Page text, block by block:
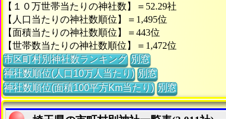
【１０万世帯当たりの神社数】＝52.29社
【人口当たりの神社数順位】＝1,495位
【面積当たりの神社数順位】＝443位
【世帯数当たりの神社数順位】＝1,472位
市区町村別神社数ランキング 別窓
神社数順位(人口10万人当たり) 別窓
神社数順位(面積100平方Km当たり) 別窓